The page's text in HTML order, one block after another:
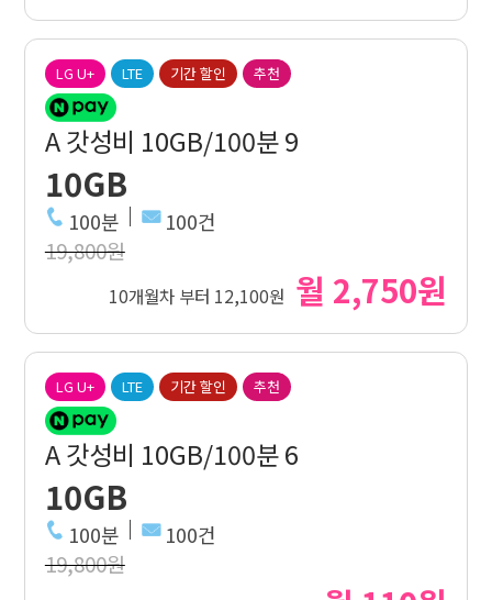
LG U+ LTE 기간 할인 추천
A 갓성비 10GB/100분 9
10GB
100분 100건
19,800원
10개월차 부터 12,100원 월 2,750원
LG U+ LTE 기간 할인 추천
A 갓성비 10GB/100분 6
10GB
100분 100건
19,800원